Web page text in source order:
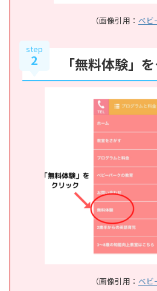
（画像引用： ベビ
step
2 「無料体験」
（画像引用： ベビ